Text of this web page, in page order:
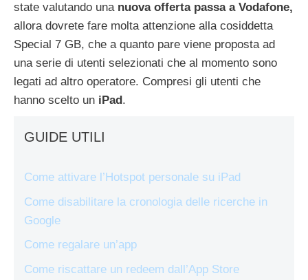
state valutando una nuova offerta passa a Vodafone,
allora dovrete fare molta attenzione alla cosiddetta
Special 7 GB, che a quanto pare viene proposta ad
una serie di utenti selezionati che al momento sono
legati ad altro operatore. Compresi gli utenti che
hanno scelto un iPad .
GUIDE UTILI
Come attivare l’Hotspot personale su iPad
Come disabilitare la cronologia delle ricerche in
Google
Come regalare un’app
Come riscattare un redeem dall’App Store